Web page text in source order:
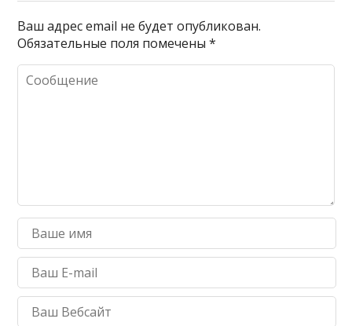
Ваш адрес email не будет опубликован.
Обязательные поля помечены*